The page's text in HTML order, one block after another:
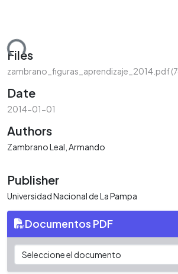
Files
zambrano_figuras_aprendizaje_2014.pdf
Date
2014-01-01
Authors
Zambrano Leal, Armando
Publisher
Universidad Nacional de La Pampa
Documentos PDF